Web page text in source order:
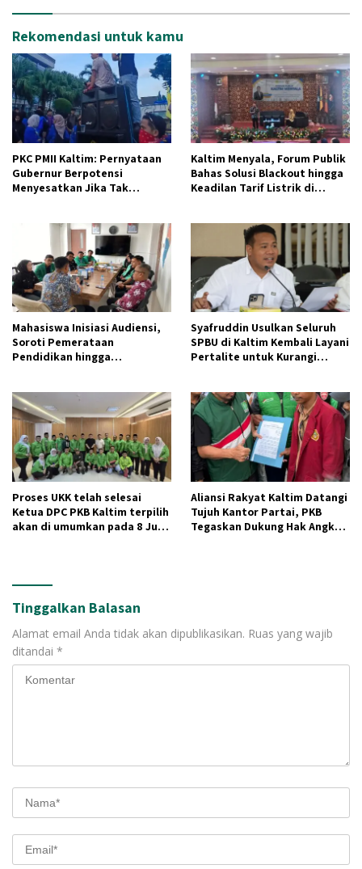
Rekomendasi untuk kamu
PKC PMII Kaltim: Pernyataan
Gubernur Berpotensi
Menyesatkan Jika Tak
Kaltim Menyala, Forum Publik
Bahas Solusi Blackout hingga
Keadilan Tarif Listrik di
Mahasiswa Inisiasi Audiensi,
Soroti Pemerataan
Pendidikan hingga
Syafruddin Usulkan Seluruh
SPBU di Kaltim Kembali Layani
Pertalite untuk Kurangi
Proses UKK telah selesai
Ketua DPC PKB Kaltim terpilih
akan di umumkan pada 8 Juli
Aliansi Rakyat Kaltim Datangi
Tujuh Kantor Partai, PKB
Tegaskan Dukung Hak Angket
Tinggalkan Balasan
Alamat email Anda tidak akan dipublikasikan. Ruas yang wajib
ditandai *